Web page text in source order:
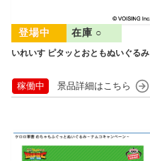
いれいす ピタッとおともぬいぐるみ
在庫 ○
稼働中